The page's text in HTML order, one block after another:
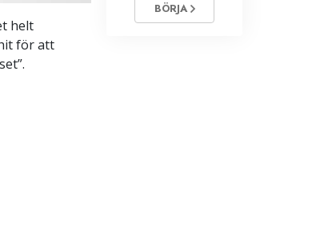
helt
för att
BÖRJA